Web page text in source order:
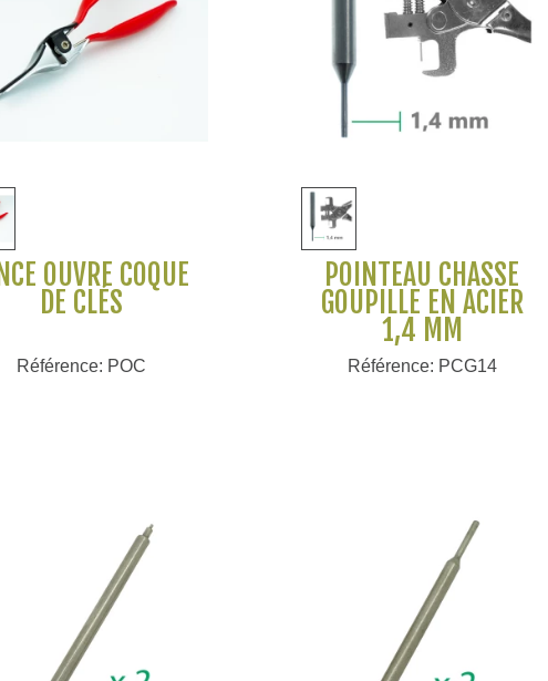
Voir plus
OUVRE COQUE
DE CLÉS
Référence: POC
Voir plus
POINTEAU CHASSE
GOUPILLE EN ACIER
1,4 MM
Référence: PCG14